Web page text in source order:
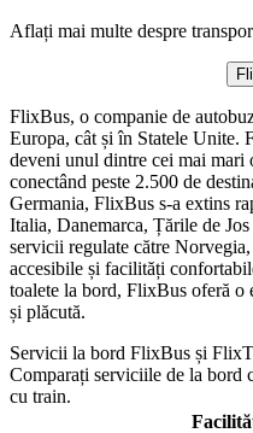
Aflați mai multe despre
FlixBus, o companie de
Europa, cât și în Statele Unite.
deveni unul dintre cei mai mari
conectând peste 2.500 de
Germania, FlixBus s-a extins
Italia, Danemarca, Țările de
servicii regulate către
accesibile și facilități
toalete la bord, FlixBus oferă o
și plăcută.
Servicii la bord FlixBus și
Comparați serviciile de la bord
cu train.